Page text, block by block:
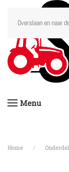
Overslaan en naar
Menu
Home